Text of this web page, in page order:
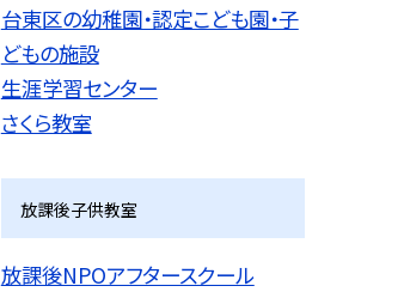
台東区の幼稚園・認定こども園・子
どもの施設
生涯学習センター
さくら教室
放課後子供教室
放課後NPOアフタースクール